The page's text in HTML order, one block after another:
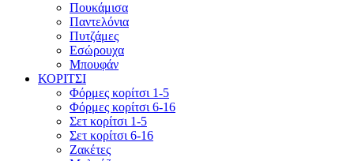
Πουκάμισα
Παντελόνια
Πυτζάμες
Εσώρουχα
Μπουφάν
ΚΟΡΙΤΣΙ
Φόρμες κορίτσι 1-5
Φόρμες κορίτσι 6-16
Σετ κορίτσι 1-5
Σετ κορίτσι 6-16
Ζακέτες